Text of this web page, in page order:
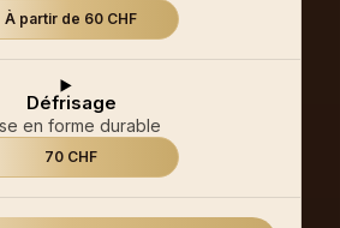
À partir de 60 CHF
Défrisage
en forme durable
70 CHF